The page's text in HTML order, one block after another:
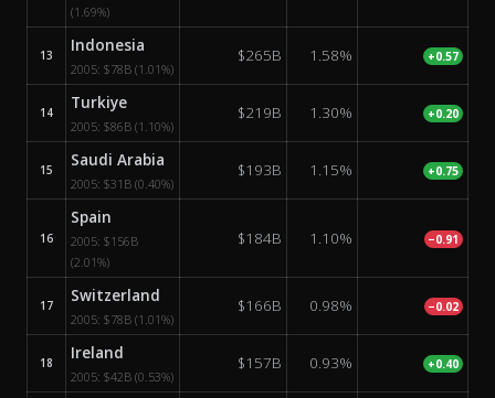
(1.69%)
13 Indonesia
2005: $78B (1.01%)
$265B 1.58% +0.57
14 Turkiye
2005: $86B (1.10%)
$219B 1.30% +0.20
15 Saudi Arabia
2005: $31B (0.40%)
$193B 1.15% +0.75
16
Spain
2005: $156B
(2.01%)
$184B 1.10% −0.91
17 Switzerland
2005: $78B (1.01%)
$166B 0.98% −0.02
18 Ireland
2005: $42B (0.53%)
$157B 0.93% +0.40